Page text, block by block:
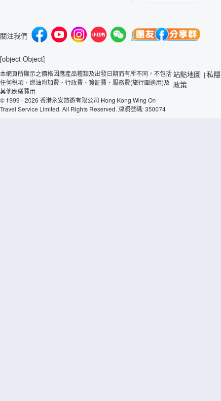
關注我們
[object Object]
本網頁所顯示之價格因應產品種類及出發日期而有所不同，不包括
任何稅項、燃油附加費、行政費、簽証費、服務費(旅行團適用)及
其他應繳費用
© 1999 - 2026 香港永安旅遊有限公司 Hong Kong Wing On
Travel Service Limited. All Rights Reserved. 牌照號碼: 350074
站點地圖 | 私隱
政策